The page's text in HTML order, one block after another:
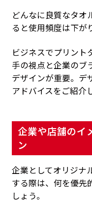
どんなに良質なタオ
ると使用頻度は下が
ビジネスでプリント
手の視点と企業のブ
デザインが重要。デ
アドバイスをご紹介
企業や店舗のイ
ン
企業としてオリジナ
する際は、何を優先
しょう。